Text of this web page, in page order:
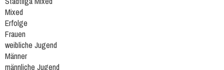
Mixed
Erfolge
Frauen
weibliche Jugend
Männer
männliche Jugend